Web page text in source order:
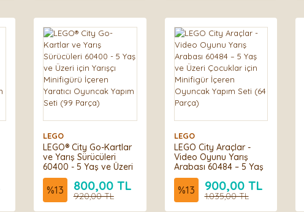
LEGO
LEGO® City Go-Kartlar
ve Yarış Sürücüleri
60400 - 5 Yaş ve Üzeri
için Yarışçı Minifigürü
İçeren Yaratıcı
Oyuncak Yapım Seti
(99 Parça)
%13 800,00 TL
920,00 TL
LEGO
LEGO City Araçlar -
Video Oyunu Yarış
Arabası 60484 – 5 Yaş
ve Üzeri Çocuklar için
Minifigür İçeren
Oyuncak Yapım Seti
(64 Parça)
%13 900,00 TL
1.035,00 TL